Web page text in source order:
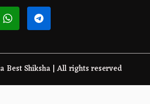
Best Shiksha | All rights reserved